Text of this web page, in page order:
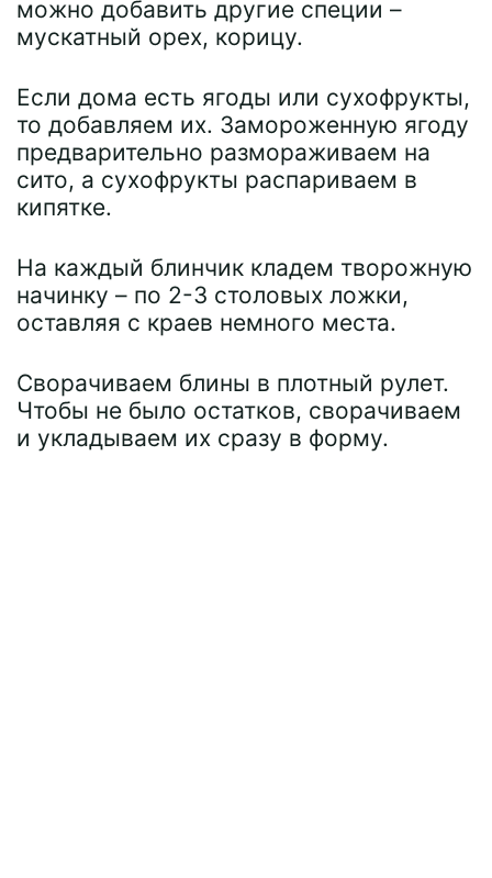
можно добавить другие специи –
мускатный орех, корицу.
Если дома есть ягоды или сухофрукты,
то добавляем их. Замороженную ягоду
предварительно размораживаем на
сито, а сухофрукты распариваем в
кипятке.
На каждый блинчик кладем творожную
начинку – по 2-3 столовых ложки,
оставляя с краев немного места.
Сворачиваем блины в плотный рулет.
Чтобы не было остатков, сворачиваем
и укладываем их сразу в форму.